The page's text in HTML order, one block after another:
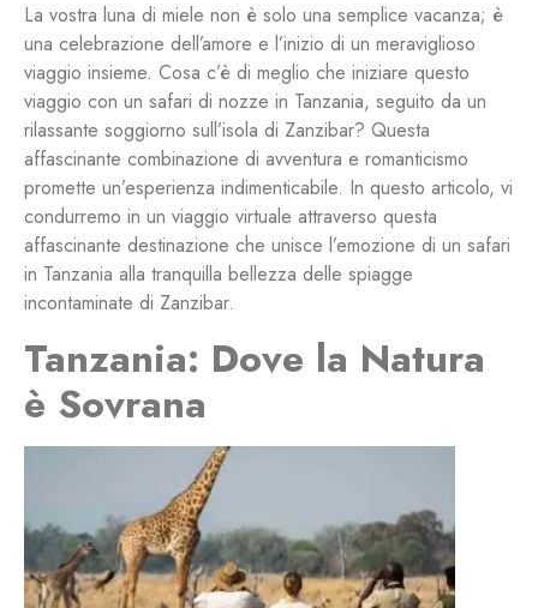
La vostra luna di miele non è solo una semplice vacanza; è
una celebrazione dell’amore e l’inizio di un meraviglioso
viaggio insieme. Cosa c’è di meglio che iniziare questo
viaggio con un safari di nozze in Tanzania, seguito da un
rilassante soggiorno sull’isola di Zanzibar? Questa
affascinante combinazione di avventura e romanticismo
promette un’esperienza indimenticabile. In questo articolo, vi
condurremo in un viaggio virtuale attraverso questa
affascinante destinazione che unisce l’emozione di un safari
in Tanzania alla tranquilla bellezza delle spiagge
incontaminate di Zanzibar.
Tanzania: Dove la Natura
è Sovrana